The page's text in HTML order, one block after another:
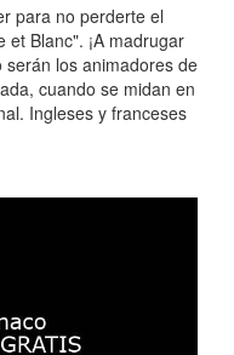
para no perderte el
Blanc". ¡A madrugar
los animadores de
cuando se midan en
Ingleses y franceses